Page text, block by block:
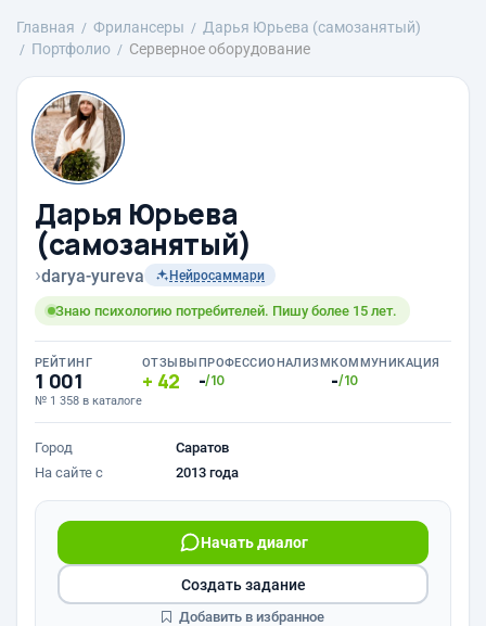
Главная Фрилансеры
Дарья Юрьева (самозанятый)
Портфолио
Серверное оборудование
Дарья Юрьева
(самозанятый)
›darya-yureva Нейросаммари
Знаю психологию потребителей. Пишу более 15 лет.
РЕЙТИНГ
1 001
№ 1 358 в каталоге
ОТЗЫВЫ
42
ПРОФЕССИОНАЛИЗМ
-/10
КОММУНИКАЦИЯ
-/10
Город
Саратов
На сайте с
2013 года
Начать диалог
Создать задание
Добавить в избранное